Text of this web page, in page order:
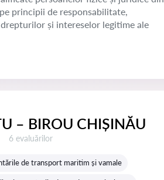
principii de responsabilitate,
și intereselor legitime ale
– BIROU CHIȘINĂU
Evaluărilor:
6 evaluărilor
de transport maritim și vamale